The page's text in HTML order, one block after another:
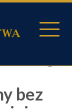
m.in.
bez